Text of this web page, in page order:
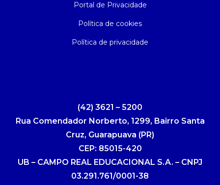
Portal de Privacidade
Política de cookies
Política de privacidade
(42) 3621 – 5200
Rua Comendador Norberto, 1299, Bairro Santa
Cruz, Guarapuava (PR)
CEP: 85015-420
UB – CAMPO REAL EDUCACIONAL S.A. – CNPJ
03.291.761/0001-38